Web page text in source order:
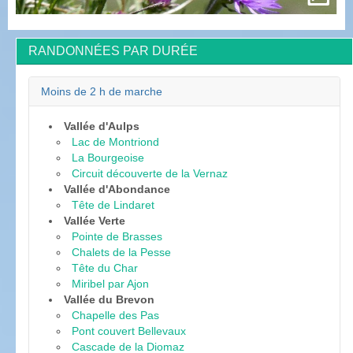
RANDONNÉES PAR DURÉE
Moins de 2 h de marche
Vallée d'Aulps
Lac de Montriond
La Bourgeoise
Circuit découverte de la Vernaz
Vallée d'Abondance
Tête de Lindaret
Vallée Verte
Pointe de Brasses
Chalets de la Pesse
Tête du Char
Miribel par Ajon
Vallée du Brevon
Chapelle des Pas
Pont couvert Bellevaux
Cascade de la Diomaz